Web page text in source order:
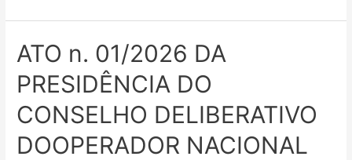
ATO n. 01/2026 DA
PRESIDÊNCIA DO
CONSELHO DELIBERATIVO
DOOPERADOR NACIONAL